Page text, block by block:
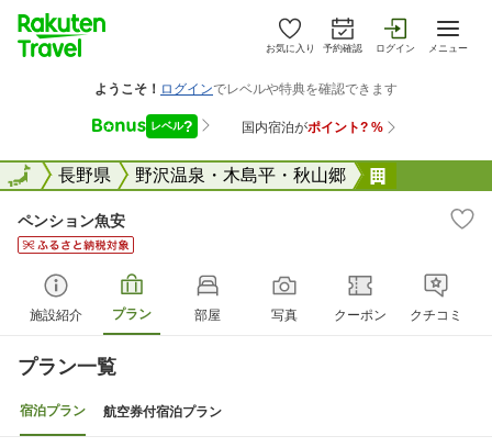
お気に入り 予約確認 ログイン メニュー
全国長野県 野沢温泉・木島平・秋山郷
全国
ペンション魚安
施設紹介 プラン 部屋 写真 クーポン クチコミ
プラン一覧
宿泊プラン 航空券付宿泊プラン